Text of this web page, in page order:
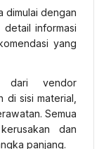
dimulai dengan
detail informasi
yang
dari vendor
di sisi material,
Semua
dan
panjang.